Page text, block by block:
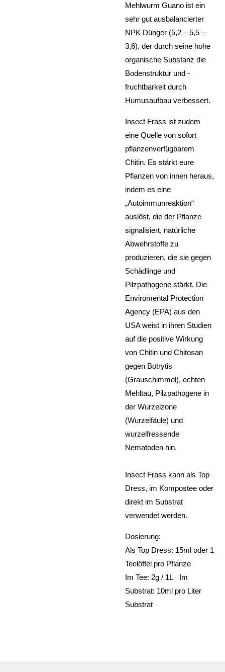
Mehlwurm Guano ist ein
sehr gut ausbalancierter
NPK Dünger (5,2 – 5,5 –
3,6), der durch seine hohe
organische Substanz die
Bodenstruktur und -
fruchtbarkeit durch
Humusaufbau verbessert.
Insect Frass ist zudem
eine Quelle von sofort
pflanzenverfügbarem
Chitin. Es stärkt eure
Pflanzen von innen heraus,
indem es eine
„Autoimmunreaktion“
auslöst, die der Pflanze
signalisiert, natürliche
Abwehrstoffe zu
produzieren, die sie gegen
Schädlinge und
Pilzpathogene stärkt. Die
Enviromental Protection
Agency (EPA) aus den
USA weist in ihren Studien
auf die positive Wirkung
von Chitin und Chitosan
gegen Botrytis
(Grauschimmel), echten
Mehltau, Pilzpathogene in
der Wurzelzone
(Wurzelfäule) und
wurzelfressende
Nematoden hin.
Insect Frass kann als Top
Dress, im Kompostee oder
direkt im Substrat
verwendet werden.
Dosierung:
Als Top Dress: 15ml oder 1
Teelöffel pro Pflanze
Im Tee: 2g / 1L Im
Substrat: 10ml pro Liter
Substrat